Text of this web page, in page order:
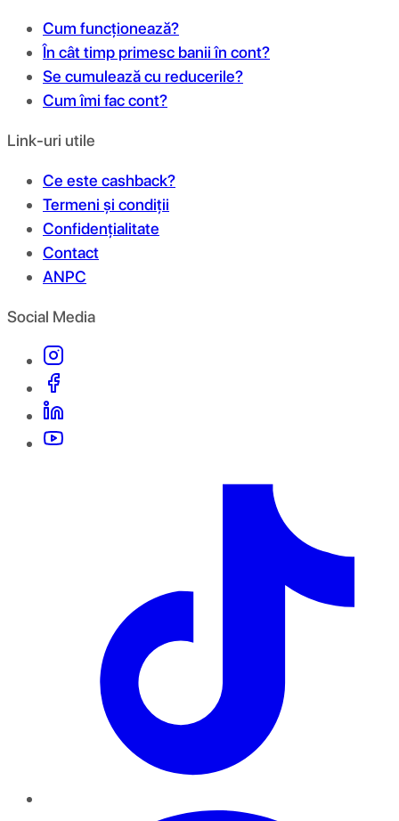
Cum funcționează?
În cât timp primesc banii în cont?
Se cumulează cu reducerile?
Cum îmi fac cont?
Link-uri utile
Ce este cashback?
Termeni și condiții
Confidențialitate
Contact
ANPC
Social Media